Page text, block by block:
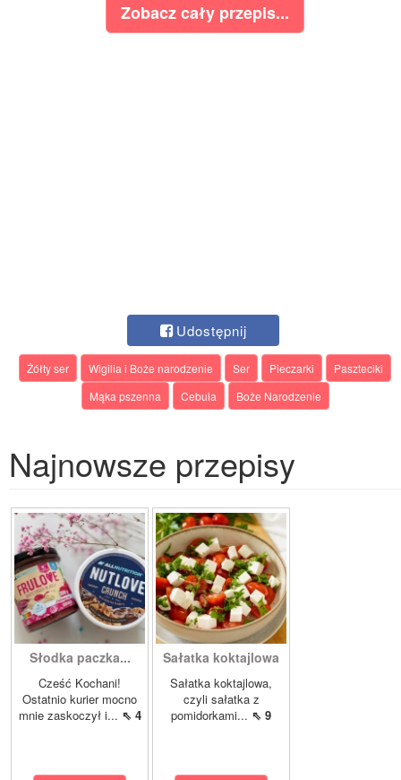
Zobacz cały przepis...
Udostępnij
Żółty ser Wigilia i Boże narodzenie Ser Pieczarki
Paszteciki
Mąka pszenna
Cebula Boże Narodzenie
Najnowsze przepisy
Słodka paczka...
Cześć Kochani!
Ostatnio kurier mocno
mnie zaskoczył i... ⇖ 4
Sałatka koktajlowa
Sałatka koktajlowa,
czyli sałatka z
pomidorkami... ⇖ 9